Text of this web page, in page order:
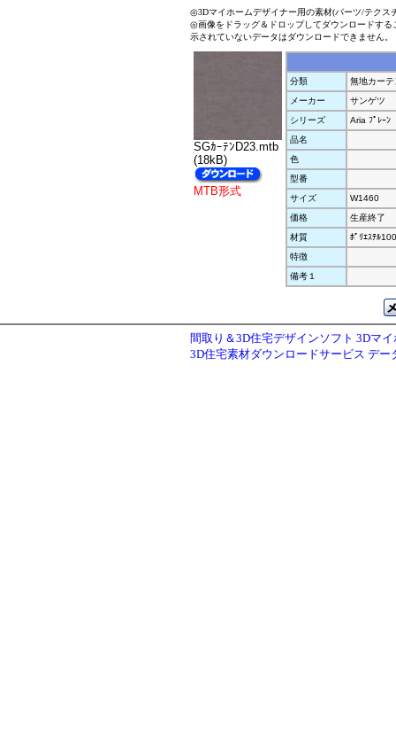
◎3Dマイホームデザイナー用の素材(パーツ/テクス
◎画像をドラッグ＆ドロップしてダウンロードす
示されていないデータはダウンロードできません。
SGｶｰﾃﾝD23.mtb
(18kB)
MTB形式
分類
無地カーテ
メーカー
サンゲツ
シリーズ
Aria ﾌﾟﾚｰﾝ
品名
色
型番
サイズ
W1460
価格
生産終了
材質
ﾎﾟﾘｴｽﾃﾙ
特徴
備考１
間取り＆3D住宅デザインソフト 3Dマ
3D住宅素材ダウンロードサービス デー